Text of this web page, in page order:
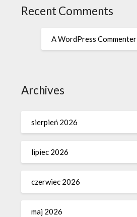
Recent Comments
A WordPress Commenter
Archives
sierpień 2026
lipiec 2026
czerwiec 2026
maj 2026